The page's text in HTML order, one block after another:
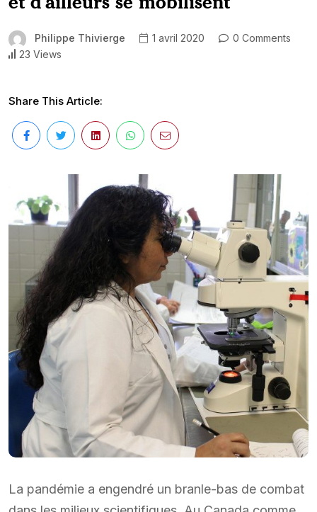
Philippe Thivierge 1 avril 2020
0 Comments
23 Views
Share This Article:
La pandémie a engendré un branle-bas de combat